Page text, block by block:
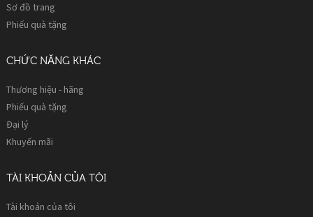
Sơ đồ trang
Phiếu quà tặng
CHỨC NĂNG KHÁC
Thương hiệu - hãng
Phiếu quà tặng
Đại lý
Khuyến mãi
TÀI KHOẢN CỦA TÔI
Tài khoản của tôi